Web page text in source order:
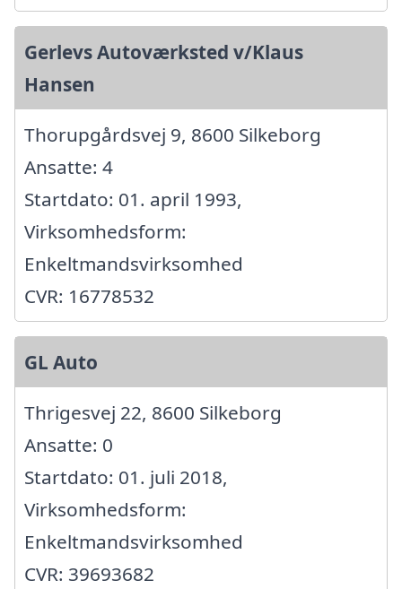
Gerlevs Autoværksted v/Klaus
Hansen
Thorupgårdsvej 9, 8600 Silkeborg
Ansatte: 4
Startdato: 01. april 1993,
Virksomhedsform:
Enkeltmandsvirksomhed
CVR: 16778532
GL Auto
Thrigesvej 22, 8600 Silkeborg
Ansatte: 0
Startdato: 01. juli 2018,
Virksomhedsform:
Enkeltmandsvirksomhed
CVR: 39693682